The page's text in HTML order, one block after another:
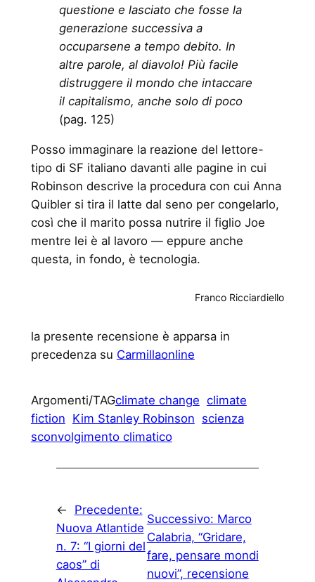
questione e lasciato che fosse la
generazione successiva a
occuparsene a tempo debito. In
altre parole, al diavolo! Più facile
distruggere il mondo che intaccare
il capitalismo, anche solo di poco
(pag. 125)
Posso immaginare la reazione del lettore-
tipo di SF italiano davanti alle pagine in cui
Robinson descrive la procedura con cui Anna
Quibler si tira il latte dal seno per congelarlo,
così che il marito possa nutrire il figlio Joe
mentre lei è al lavoro — eppure anche
questa, in fondo, è tecnologia.
Franco Ricciardiello
la presente recensione è apparsa in
precedenza su Carmillaonline
Argomenti/TAGclimate change climate
fiction Kim Stanley Robinson scienza
sconvolgimento climatico
←
Precedente:
Nuova Atlantide
n. 7: “I giorni del
caos” di
Successivo: Marco
Calabria, “Gridare,
fare, pensare mondi
nuovi”, recensione